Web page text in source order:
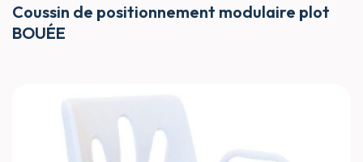
Coussin de positionnement modulaire plot
BOUÉE